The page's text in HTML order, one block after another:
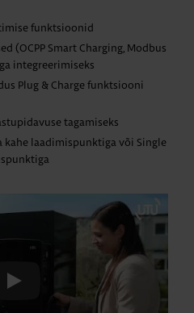
funktsioonid
(OCPP Smart Charging, Modbus
integreerimiseks
Plug & Charge funktsiooni
tagamiseks
kahe laadimispunktiga või Single